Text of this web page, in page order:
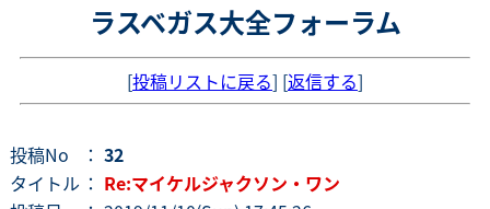
ラスベガス大全フォーラム
[投稿リストに戻る] [返信する]
投稿No ： 32
タイトル ： Re:マイケルジャクソン・ワン